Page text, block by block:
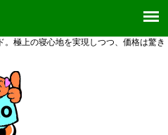
極上の寝心地を実現しつつ、価格は驚き